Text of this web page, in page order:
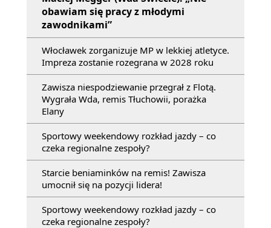
obawiam się pracy z młodymi
zawodnikami”
Włocławek zorganizuje MP w lekkiej atletyce.
Impreza zostanie rozegrana w 2028 roku
Zawisza niespodziewanie przegrał z Flotą.
Wygrała Wda, remis Tłuchowii, porażka
Elany
Sportowy weekendowy rozkład jazdy – co
czeka regionalne zespoły?
Starcie beniaminków na remis! Zawisza
umocnił się na pozycji lidera!
Sportowy weekendowy rozkład jazdy – co
czeka regionalne zespoły?